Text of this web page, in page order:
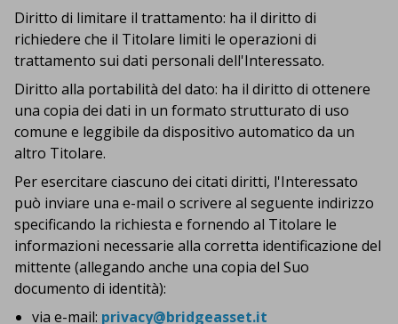
Diritto di limitare il trattamento: ha il diritto di
richiedere che il Titolare limiti le operazioni di
trattamento sui dati personali dell'Interessato.
Diritto alla portabilità del dato: ha il diritto di ottenere
una copia dei dati in un formato strutturato di uso
comune e leggibile da dispositivo automatico da un
altro Titolare.
Per esercitare ciascuno dei citati diritti, l'Interessato
può inviare una e-mail o scrivere al seguente indirizzo
specificando la richiesta e fornendo al Titolare le
informazioni necessarie alla corretta identificazione del
mittente (allegando anche una copia del Suo
documento di identità):
via e-mail: privacy@bridgeasset.it